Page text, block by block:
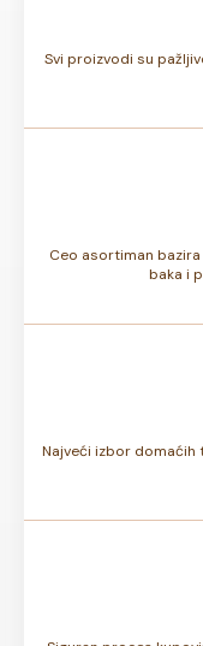
Svi proizvodi su
Ceo asortiman
baka i
Najveći izbor domaćih